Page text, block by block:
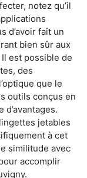
notez qu’il
d’avoir fait un
bien sûr aux
est possible de
des
que le
outils conçus en
jetables
à cet
similitude avec
accomplir